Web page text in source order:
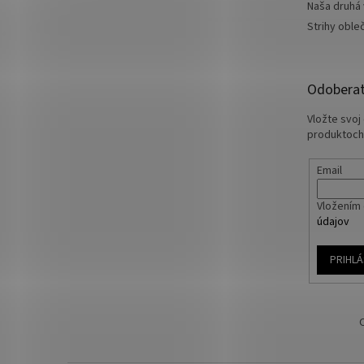
Naša
Strihy
Vložte svoj
Email
údajov